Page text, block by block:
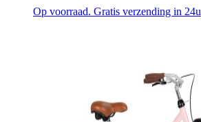
Op voorraad. Gratis verzending in 24u